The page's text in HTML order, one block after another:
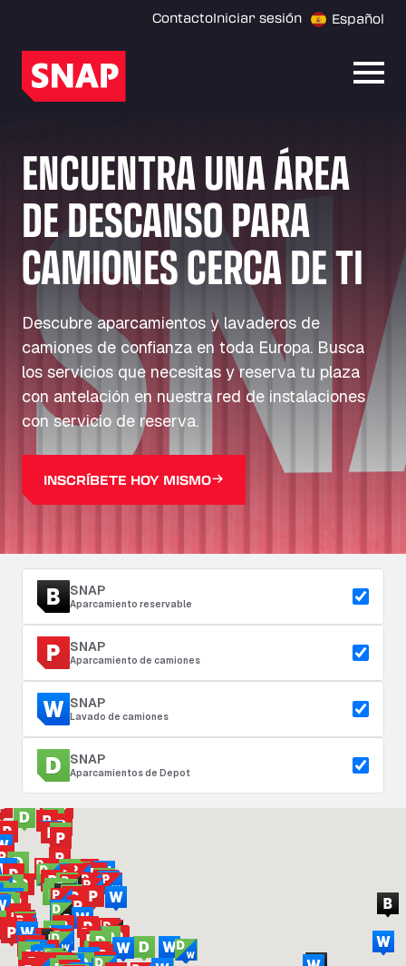
ContactoIniciar sesión Español
ENCUENTRA UNA ÁREA
DE DESCANSO PARA
CAMIONES CERCA DE TI
Descubre aparcamientos y lavaderos de
camiones de confianza en toda Europa. Busca
los servicios que necesitas y reserva tu plaza
con antelación en nuestra red de instalaciones
con servicio de reserva.
INSCRÍBETE HOY MISMO
SNAP
Aparcamiento reservable
SNAP
Aparcamiento de camiones
SNAP
Lavado de camiones
SNAP
Aparcamientos de Depot